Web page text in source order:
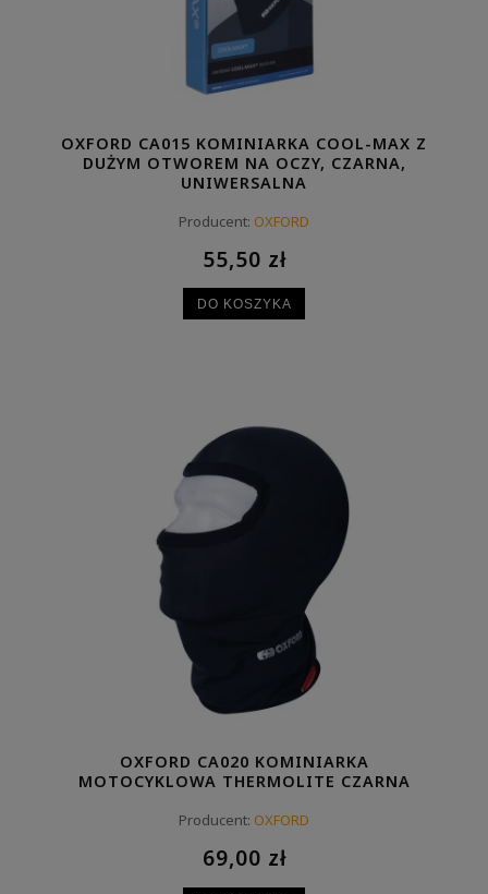
OXFORD CA015 KOMINIARKA COOL-MAX Z
DUŻYM OTWOREM NA OCZY, CZARNA,
UNIWERSALNA
Producent: OXFORD
55,50 zł
DO KOSZYKA
OXFORD CA020 KOMINIARKA
MOTOCYKLOWA THERMOLITE CZARNA
Producent: OXFORD
69,00 zł